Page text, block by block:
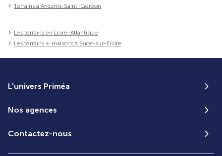
Terrains à Ancenis-Saint-Géréon
Les terrains en Loire-Atlantique
Les terrains + maisons à Sucé-sur-Erdre
L'univers Priméa
Nos agences
Contactez-nous